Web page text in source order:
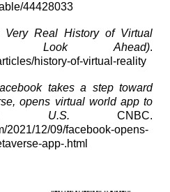
44428033
Very Real History of Virtual
Look Ahead).
history-of-virtual-reality
takes a step toward
opens virtual world app to
U.S. CNBC.
2021/12/09/facebook-opens-
app-.html